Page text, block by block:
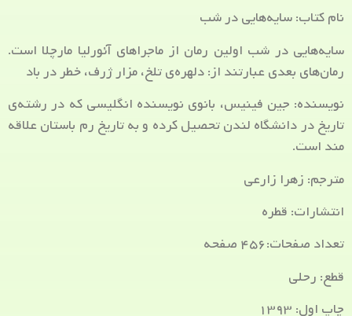
نام کتاب: سایه‌هایی در شب
سایه‌هایی در شب اولین رمان از ماجراهای آئورلیا مارچلا است.
رمان‌های بعدی عبارتند از: دلهره‌ی تلخ، مزار ژرف، خطر در باد
نویسنده: جین فینیس، بانوی نویسنده انگلیسی که در رشته‌ی
تاریخ در دانشگاه لندن تحصیل کرده و به تاریخ رم باستان علاقه
مند است.
مترجم: زهرا زارعی
انتشارات: قطره
تعداد صفحات:۴۵۶ صفحه
قطع: رحلی
چاپ اول: ۱۳۹۳